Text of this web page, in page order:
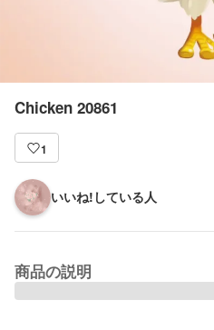
Chicken 20861
1
いいね!している人
商品の説明